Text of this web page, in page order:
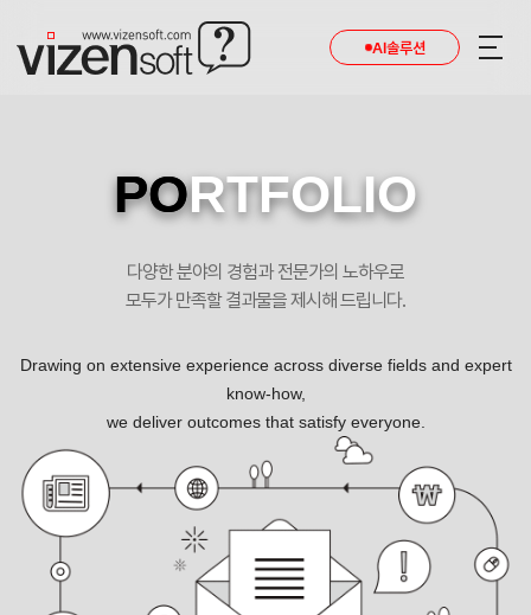
AI솔루션
PORTFOLIO
다양한 분야의 경험과 전문가의 노하우로
모두가 만족할 결과물을 제시해 드립니다.
Drawing on extensive experience across diverse fields and expert
know-how,
we deliver outcomes that satisfy everyone.